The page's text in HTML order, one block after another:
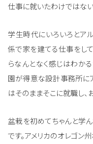
仕事に就いたわけではない
学生時代にいろいろとア
係で家を建てる仕事をし
らなんとなく感じはわか
園が得意な設計事務所に
はそのままそこに就職し、
盆栽を初めてちゃんと学
です。アメリカのオレゴン州